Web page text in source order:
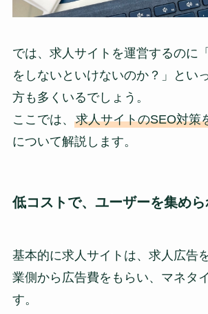
では、求人サイトを運営するのに
をしないといけないのか？」とい
方も多くいるでしょう。
ここでは、 求人サイトのSEO対策
について解説します。
低コストで、ユーザーを集めら
基本的に求人サイトは、求人広告
業側から広告費をもらい、マネタ
す。